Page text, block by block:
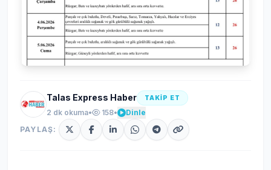
Talas Express Haber TAKİP ET
2 dk okuma• 158•
Dinle
PAYLAŞ: